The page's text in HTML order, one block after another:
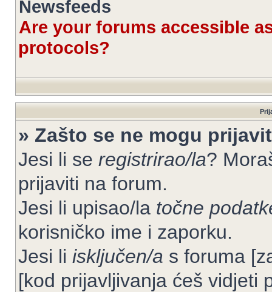
Newsfeeds
Are your forums accessible
protocols?
» Zašto se ne mogu
Jesi li se registrirao/la?
prijaviti na forum.
Jesi li upisao/la točne
korisničko ime i zaporku.
Jesi li isključen/a s foruma
[kod prijavljivanja ćeš vidjeti